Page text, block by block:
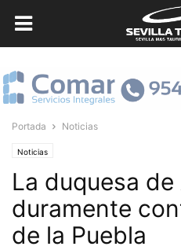
Portada Noticias
Noticias
La duquesa
duramente
de la Puebla